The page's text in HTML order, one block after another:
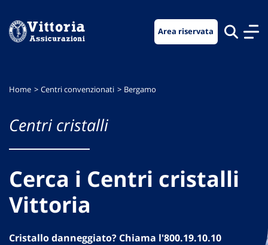
menu
contenuto
footer
Area riservata
Home Centri convenzionati Bergamo
Centri cristalli
Cerca i Centri cristalli
Vittoria
Cristallo danneggiato? Chiama l'800.19.10.10